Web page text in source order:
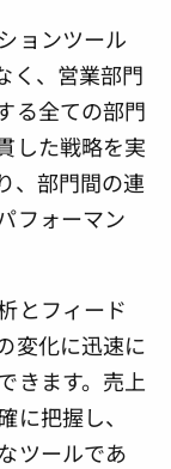
ョンツール
く、営業部門
る全ての部門
した戦略を実
、部門間の連
フォーマン
とフィード
変化に迅速に
きます。売上
把握し、
ツールであ